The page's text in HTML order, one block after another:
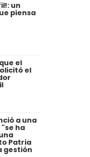
un
piensa
el
el
a una
ha
Patria
gestión